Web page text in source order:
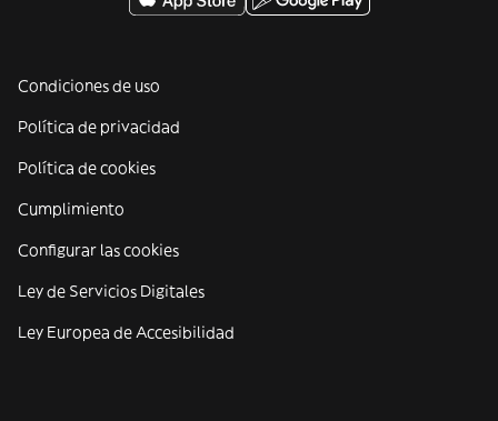
Condiciones de uso
Política de privacidad
Política de cookies
Cumplimiento
Configurar las cookies
Ley de Servicios Digitales
Ley Europea de Accesibilidad